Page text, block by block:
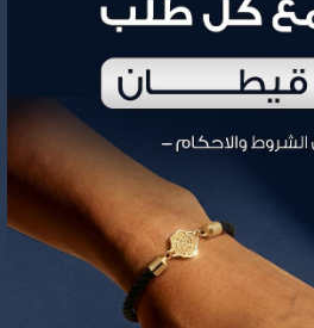
في بيع الذهب والمجوهرات نمزج
بقطع راقيه عصرية وحصرية